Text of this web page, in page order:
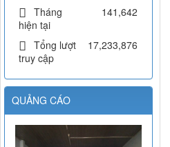
Tháng
hiện tại
141,642
Tổng lượt
truy cập
17,233,876
QUẢNG CÁO